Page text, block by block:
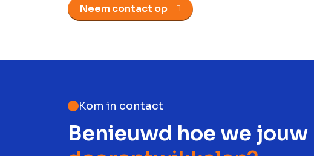
Neem contact op
Kom in contact
Benieuwd hoe we